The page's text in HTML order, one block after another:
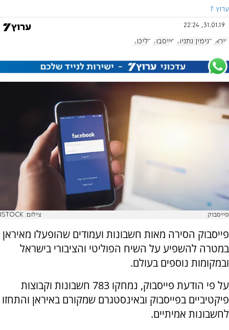
ערוץ 7
31.01.19, 22:24
איראן בנימין נתניהו פייסבוק הליכוד
פייסבוק צילום: ISTOCK
פייסבוק הסירה מאות חשבונות ועמודים שהופעלו מאיראן
במטרה להשפיע על השיח הפוליטי והציבורי בישראל
ובמקומות נוספים בעולם.
על פי הודעת פייסבוק, נמחקו 783 חשבונות וקבוצות
פיקטיביים בפייסבוק ובאינסטגרם שמקורם באיראן והתחזו
לחשבונות אמיתיים.